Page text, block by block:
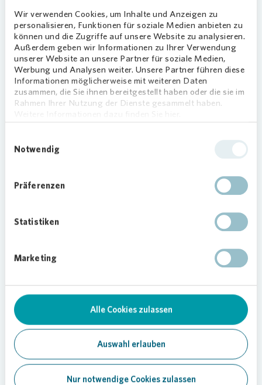
Wir verwenden Cookies, um Inhalte und Anzeigen zu
personalisieren, Funktionen für soziale Medien anbieten zu
können und die Zugriffe auf unsere Website zu analysieren.
Außerdem geben wir Informationen zu Ihrer Verwendung
unserer Website an unsere Partner für soziale Medien,
Werbung und Analysen weiter. Unsere Partner führen diese
Informationen möglicherweise mit weiteren Daten
zusammen, die Sie ihnen bereitgestellt haben oder die sie im
Rahmen Ihrer Nutzung der Dienste gesammelt haben.
Notwendig
Präferenzen
Statistiken
Marketing
Alle Cookies zulassen
Auswahl erlauben
Nur notwendige Cookies zulassen
unter anderem an der Waldorfpädagogik. Als
Elterninitiative lebt die Kita Lummerland von dem
Engagement der Eltern – auch von dem der
Mieterinnen und Mieter vonVonoviaaus der
Gegend. Um den Kindern eine gute Zeit samt
Spiel und Spaß, aber auch hochwertiger Bildungs-
und Erziehungsarbeit zu ermöglichen, ist die
Vorstandsmitglied der Kita Lummerland, erzählt:
Jahre gekommen. Wir sind glücklich, dass die
eines neuen Herds unter die Arme gegriffen hat.“
Jetzt kann wieder ohne Probleme frisch gekocht
stellvertretende Vorsitzende der
der Bestände vonVonoviaso tolle Projekte wie
Gerne unterstützen wir so viel Eigeninitiative zum
Wohl der Kinder aus der gesamten Nachbarschaft
mit einem finanziellen Beitrag.“